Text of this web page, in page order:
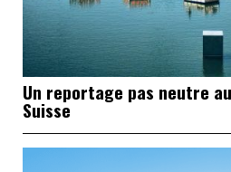
Un reportage pas neutre
Suisse